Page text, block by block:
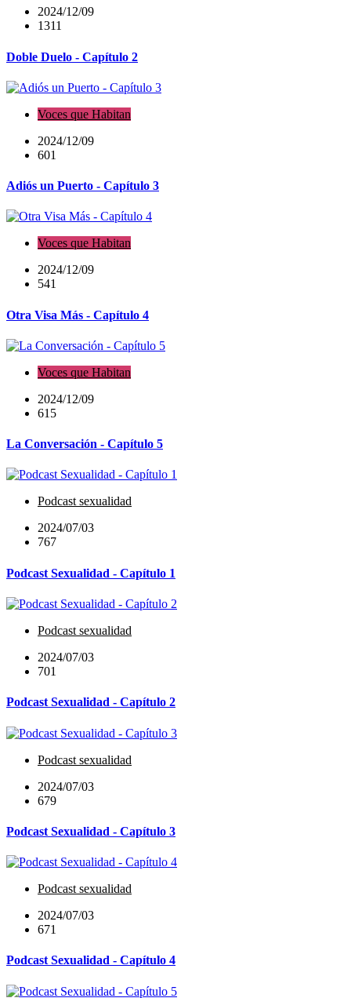
2024/12/09
1311
Doble Duelo - Capítulo 2
Voces que Habitan
2024/12/09
601
Adiós un Puerto - Capítulo 3
Voces que Habitan
2024/12/09
541
Otra Visa Más - Capítulo 4
Voces que Habitan
2024/12/09
615
La Conversación - Capítulo 5
Podcast sexualidad
2024/07/03
767
Podcast Sexualidad - Capítulo 1
Podcast sexualidad
2024/07/03
701
Podcast Sexualidad - Capítulo 2
Podcast sexualidad
2024/07/03
679
Podcast Sexualidad - Capítulo 3
Podcast sexualidad
2024/07/03
671
Podcast Sexualidad - Capítulo 4